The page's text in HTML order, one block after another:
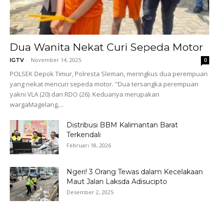
Dua Wanita Nekat Curi Sepeda Motor
IGTV - November 14, 2025 0
POLSEK Depok Timur, Polresta Sleman, meringkus dua perempuan
yang nekat mencuri sepeda motor. "Dua tersangka perempuan
yakni VLA (20) dan RDO (26). Keduanya merupakan
wargaMagelang,...
Distribusi BBM Kalimantan Barat
Terkendali
Februari 18, 2026
Ngeri! 3 Orang Tewas dalam Kecelakaan
Maut Jalan Laksda Adisucipto
Desember 2, 2025